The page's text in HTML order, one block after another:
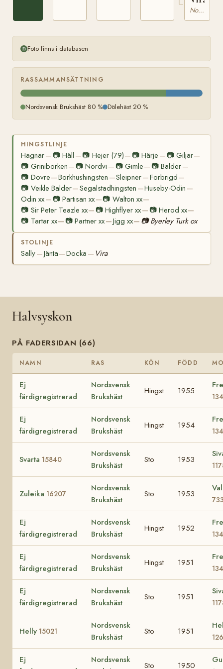
Nordsvensk Brukshäst
Foto finns i databasen
RASSAMMANSÄTTNING
Nordsvensk Brukshäst 80 % Dölehäst 20 %
HINGSTLINJE
Hagnar— 📷Häll —📷 Hejer (79)— 📷Härje — 📷 Giljar—
📷 Griniborken— 📷Nordvi — 📷 Gimle— 📷 Balder—
📷 Dovre—Borkhushingsten —Sleipner—Forbrigd—
📷 Veikle Balder—Segalstadhingsten —Huseby-Odin —
Odin xx— 📷Partisan xx—📷 Walton xx—
📷 Sir Peter Teazle xx— 📷Highflyer xx— 📷 Herod xx—
📷 Tartar xx— 📷Partner xx—Jigg xx— 📷 Byerley Turk ox
STOLINJE
Sally—Jänta—Docka — Vira
Halvsyskon
PÅ FADERSIDAN (66)
NAMN RAS KÖN FÖDD
Ej
färdigregistrerad
Nordsvensk
Brukshäst
Hingst 1955
Ej
färdigregistrerad
Nordsvensk
Brukshäst
Hingst 1954
Svarta 15840
Nordsvensk
Brukshäst
Sto 1953
Zuleika 16207
Nordsvensk
Brukshäst
Sto 1953
Ej
färdigregistrerad
Nordsvensk
Brukshäst
Hingst 1952
Ej
färdigregistrerad
Nordsvensk
Brukshäst
Hingst 1951
Ej
färdigregistrerad
Nordsvensk
Brukshäst
Sto 1951
Helly 15021
Nordsvensk
Brukshäst
Sto 1951
Ej
Nordsvensk
Sto 1950